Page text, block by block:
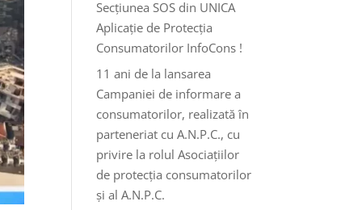
Secțiunea SOS din UNICA
Aplicație de Protecția
Consumatorilor InfoCons !
11 ani de la lansarea
Campaniei de informare a
consumatorilor, realizată în
parteneriat cu A.N.P.C., cu
privire la rolul Asociațiilor
de protecția consumatorilor
și al A.N.P.C.